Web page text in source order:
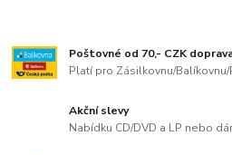
Poštovné od 70,- CZK
Platí pro Zásilkovnu/Balíkovnu/
Akční slevy
Nabídku CD/DVD a LP nebo